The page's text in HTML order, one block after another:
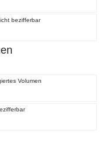
bezifferbar
Volumen